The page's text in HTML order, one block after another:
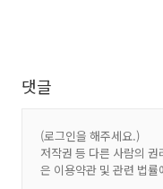
댓글